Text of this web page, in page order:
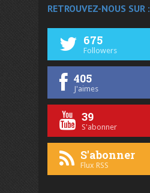
RETROUVEZ-NOUS SUR :
675
Followers
405
J'aimes
39
S'abonner
S'abonner
Flux RSS